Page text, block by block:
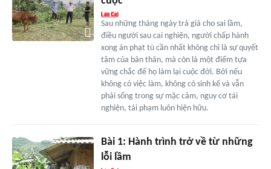
Sau những tháng ngày trả giá cho sai lầm,
điều người sau cai nghiện, người chấp hành
xong án phạt tù cần nhất không chỉ là sự quyết
tâm của bản thân, mà còn là một điểm tựa
vững chắc để họ làm lại cuộc đời. Bởi nếu
không có việc làm, không có sinh kế và vẫn
phải sống trong sự mặc cảm, nguy cơ tái
nghiện, tái phạm luôn hiện hữu.
Bài 1: Hành trình trở về từ những
lỗi lầm